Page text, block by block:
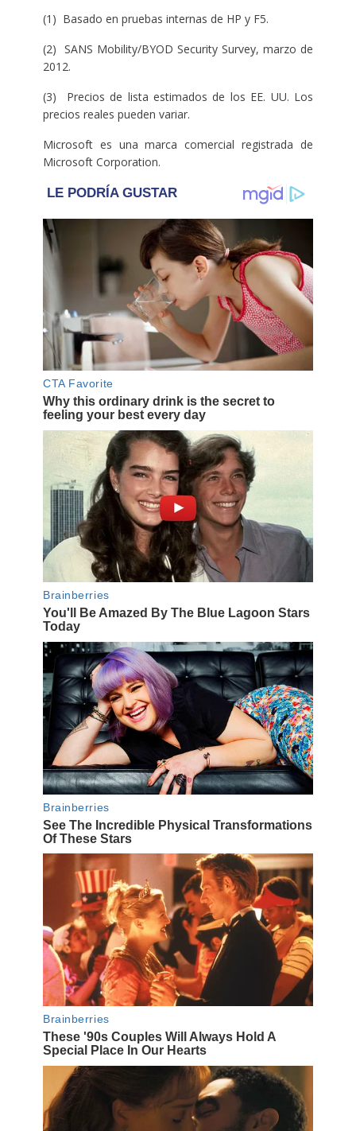
(1) Basado en pruebas internas de HP y F5.
(2) SANS Mobility/BYOD Security Survey, marzo de
2012.
(3) Precios de lista estimados de los EE. UU. Los
precios reales pueden variar.
Microsoft es una marca comercial registrada de
Microsoft Corporation.